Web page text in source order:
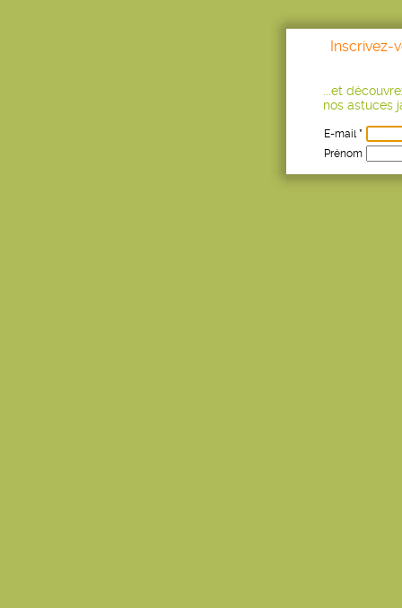
Inscrivez-
...et
nos astuces
E-mail *
Prénom
Age